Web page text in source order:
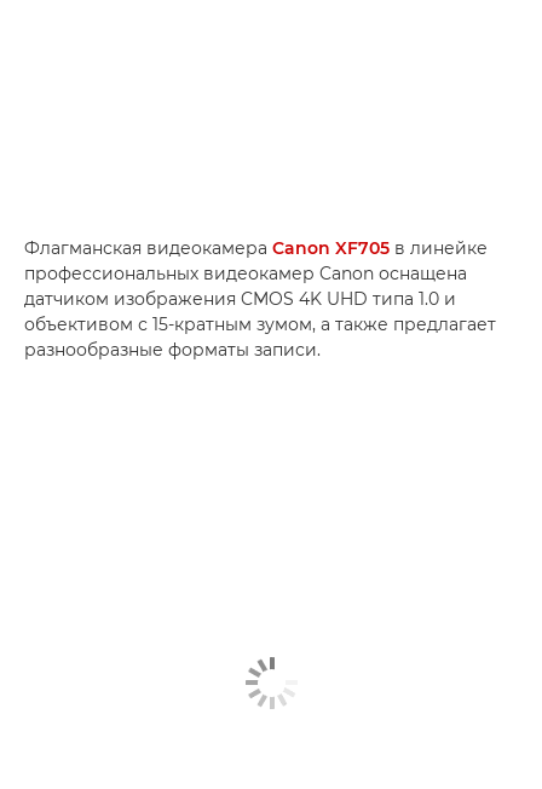
Флагманская видеокамера Canon XF705 в линейке
профессиональных видеокамер Canon оснащена
датчиком изображения CMOS 4K UHD типа 1.0 и
объективом с 15-кратным зумом, а также предлагает
разнообразные форматы записи.